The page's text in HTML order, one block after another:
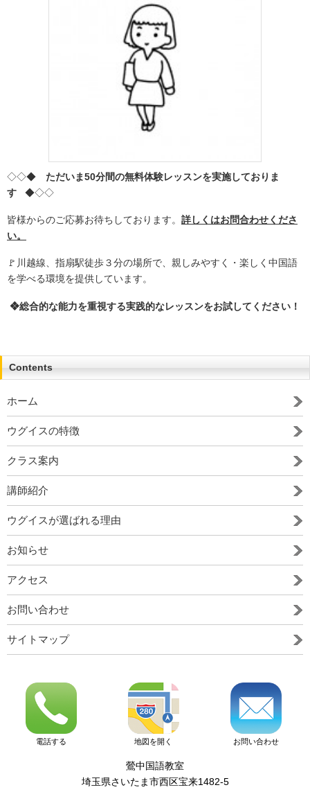
◇◇◆ ただいま50分間の無料体験レッスンを実施しておりま
す ◆◇◇
皆様からのご応募お待ちしております。 詳しくはお問合わせくださ
い。
🚩川越線、指扇駅徒歩３分の場所で、親しみやすく・楽しく中国語
を学べる環境を提供しています。
❖総合的な能力を重視する実践的なレッスンをお試してください！
Contents
ホーム
ウグイスの特徴
クラス案内
講師紹介
ウグイスが選ばれる理由
お知らせ
アクセス
お問い合わせ
サイトマップ
電話する 地図を開く お問い合わせ
鶯中国語教室
埼玉県さいたま市西区宝来1482-5